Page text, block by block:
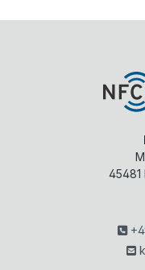
45481